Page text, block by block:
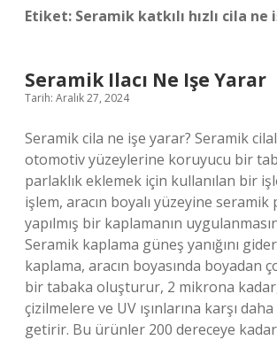
Etiket: Seramik katkılı hızlı cila ne
Seramik Ilacı Ne Işe Yarar
Tarih: Aralık 27, 2024
Seramik cila ne işe yarar? Seramik
otomotiv yüzeylerine koruyucu bir
parlaklık eklemek için kullanılan bir
işlem, aracın boyalı yüzeyine
yapılmış bir kaplamanın
Seramik kaplama güneş yanığını
kaplama, aracın boyasında boyadan
bir tabaka oluşturur, 2 mikrona
çizilmelere ve UV ışınlarına karşı daha
getirir. Bu ürünler 200 dereceye kadar